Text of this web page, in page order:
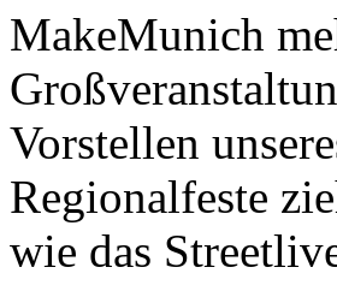
MakeMunich
Vorstellen
Regionalfeste
wie das